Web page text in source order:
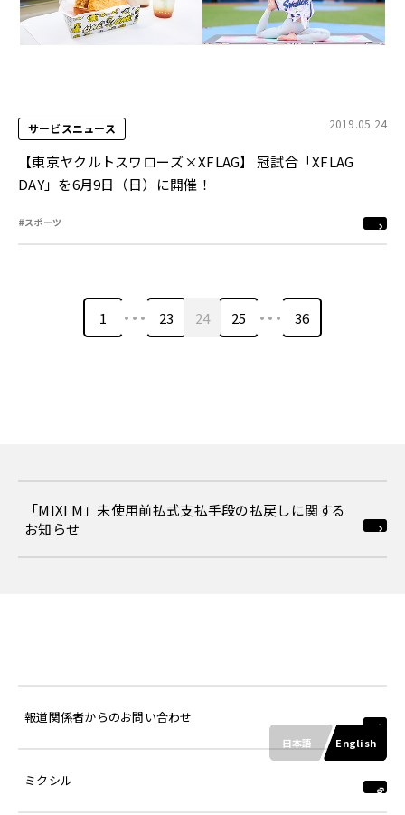
サービスニュース 2019.05.24
【東京ヤクルトスワローズ×XFLAG】 冠試合「XFLAG
DAY」を6月9日（日）に開催！
#スポーツ
1 … 23 24 25 … 36
「MIXI M」未使用前払式支払手段の払戻しに関する
お知らせ
報道関係者からのお問い合わせ
ミクシル
日本語 English